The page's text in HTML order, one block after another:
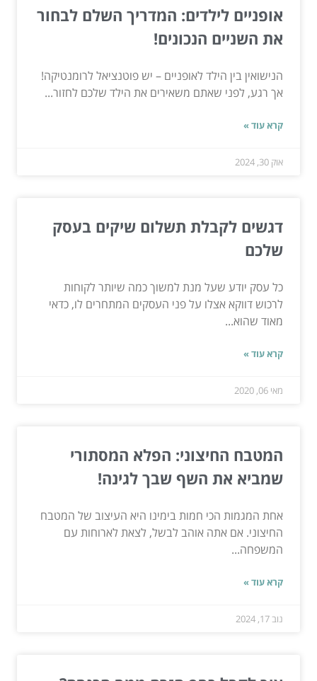
אופניים לילדים: המדריך השלם לבחור
את השניים הנכונים!
הנישואין בין הילד לאופניים – יש פוטנציאל לרומנטיקה!
אך רגע, לפני שאתם משאירים את הילד שלכם לחזור...
קרא עוד »
אוק 30, 2024
דגשים לקבלת תשלום שיקים בעסק
שלכם
כל עסק יודע שעל מנת למשוך כמה שיותר לקוחות
לרכוש דווקא אצלו על פני העסקים המתחרים לו, כדאי
מאוד שהוא...
קרא עוד »
מאי 06, 2020
המטבח החיצוני: הפלא המסתורי
שמביא את השף שבך לגינה!
אחת המגמות הכי חמות בימינו היא העיצוב של המטבח
החיצוני. אם אתה אוהב לבשל, לצאת לארוחות עם
המשפחה...
קרא עוד »
נוב 17, 2024